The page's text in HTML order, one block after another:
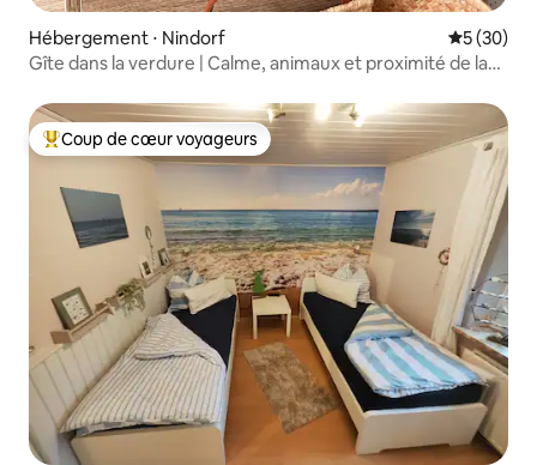
Hébergement ⋅ Nindorf
5 (30)
Gîte dans la verdure | Calme, animaux et proximité de la
Coups de cœur voyageurs les plus appréciés
Coup de cœur voyageurs